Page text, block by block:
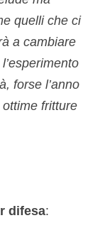
quelli che ci
a cambiare
forse l’anno
fritture
difesa: